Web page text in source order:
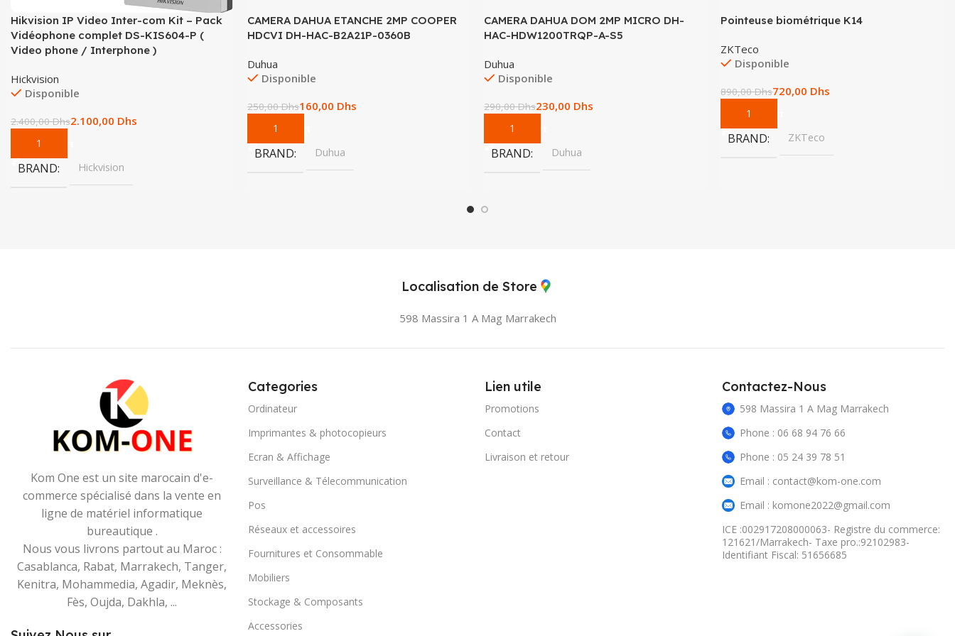
Hikvision IP Video Inter-com Kit – Pack
Vidéophone complet DS-KIS604-P (
Video phone / Interphone )
Hickvision
Disponible
2.400,00Dhs2.100,00 Dhs
Add To Cart
BRAND Hickvision
CAMERA DAHUA ETANCHE 2MP COOPER
HDCVI DH-HAC-B2A21P-0360B
Duhua
Disponible
250,00Dhs160,00 Dhs
Add To Cart
BRAND Duhua
CAMERA DAHUA DOM 2MP MICRO DH-
HAC-HDW1200TRQP-A-S5
Duhua
Disponible
290,00Dhs230,00 Dhs
Add To Cart
BRAND Duhua
Pointeuse biométrique K14
ZKTeco
Disponible
890,00Dhs720,00 Dhs
Add To Cart
BRAND ZKTeco
Localisation de Store
598 Massira 1 A Mag Marrakech
Kom One est un site marocain d'e-
commerce spécialisé dans la vente en
ligne de matériel informatique
bureautique .
Nous vous livrons partout au Maroc :
Casablanca, Rabat, Marrakech, Tanger,
Kenitra, Mohammedia, Agadir, Meknès,
Fès, Oujda, Dakhla, ...
Categories
Ordinateur
Imprimantes & photocopieurs
Ecran & Affichage
Surveillance & Télecommunication
Pos
Réseaux et accessoires
Fournitures et Consommable
Mobiliers
Stockage & Composants
Accessories
Lien utile
Promotions
Contact
Livraison et retour
Contactez-Nous
598 Massira 1 A Mag Marrakech
Phone : 06 68 94 76 66
Phone : 05 24 39 78 51
Email : contact@kom-one.com
Email : komone2022@gmail.com
ICE :002917208000063- Registre du commerce:
121621/Marrakech- Taxe pro.:92102983-
Identifiant Fiscal: 51656685